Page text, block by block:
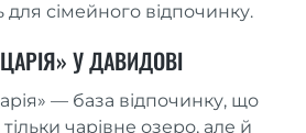
для сімейного відпочинку.
У ДАВИДОВІ
— база відпочинку, що
чарівне озеро, але й